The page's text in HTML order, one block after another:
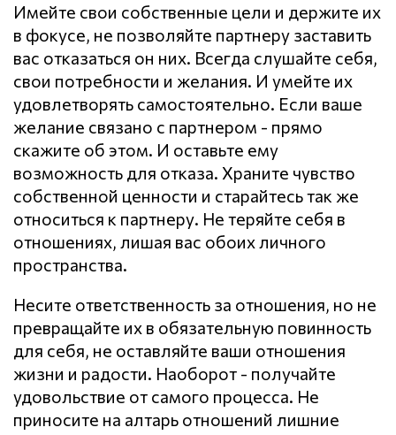
Имейте свои собственные цели и держите их
в фокусе, не позволяйте партнеру заставить
вас отказаться он них. Всегда слушайте себя,
свои потребности и желания. И умейте их
удовлетворять самостоятельно. Если ваше
желание связано с партнером - прямо
скажите об этом. И оставьте ему
возможность для отказа. Храните чувство
собственной ценности и старайтесь так же
относиться к партнеру. Не теряйте себя в
отношениях, лишая вас обоих личного
пространства.
Несите ответственность за отношения, но не
превращайте их в обязательную повинность
для себя, не оставляйте ваши отношения
жизни и радости. Наоборот - получайте
удовольствие от самого процесса. Не
приносите на алтарь отношений лишние